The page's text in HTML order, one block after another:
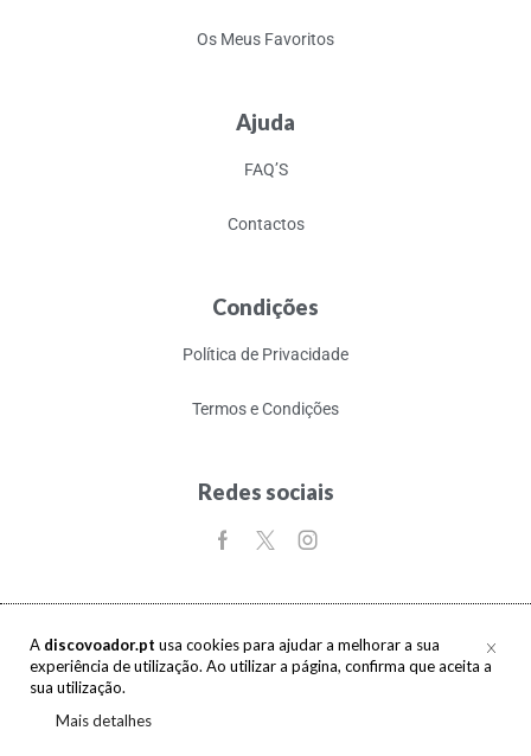
A discovoador.pt usa cookies para ajudar a melhorar a sua
experiência de utilização. Ao utilizar a página, confirma que aceita a
sua utilização.
Mais detalhes
Os Meus Favoritos
Ajuda
FAQ’S
Contactos
Condições
Política de Privacidade
Termos e Condições
Redes sociais
Copyright © 2017-2026 discovoador. Todos os direitos reservados.